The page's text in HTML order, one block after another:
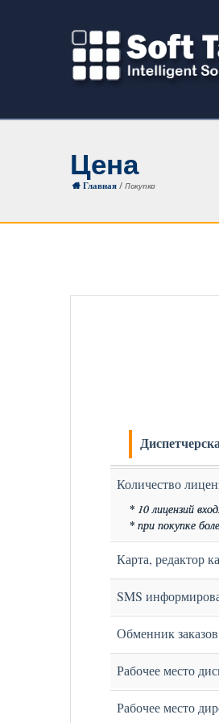
Цена
Главная / Покупка
Количество
* 10 лицензий
* при покупке
Карта, редактор
SMS
Обменник заказов
Рабочее место
Рабочее место